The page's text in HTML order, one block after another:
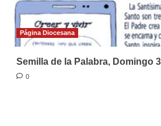
Página Diocesana
Semilla de la Palabra, Domingo
0